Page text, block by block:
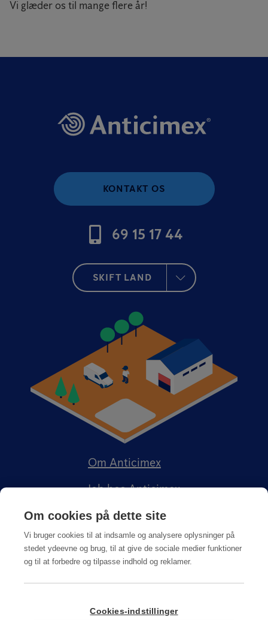
Vi glæder os til mange flere år!
KONTAKT OS
69 15 17 44
SKIFT LAND
Om Anticimex
Job hos Anticimex
Salgs-, service og leveringsbetingelser
Om cookies på dette site
Vi bruger cookies til at indsamle og analysere oplysninger på
stedet ydeevne og brug, til at give de sociale medier funktioner
og til at forbedre og tilpasse indhold og reklamer.
Cookies-indstillinger